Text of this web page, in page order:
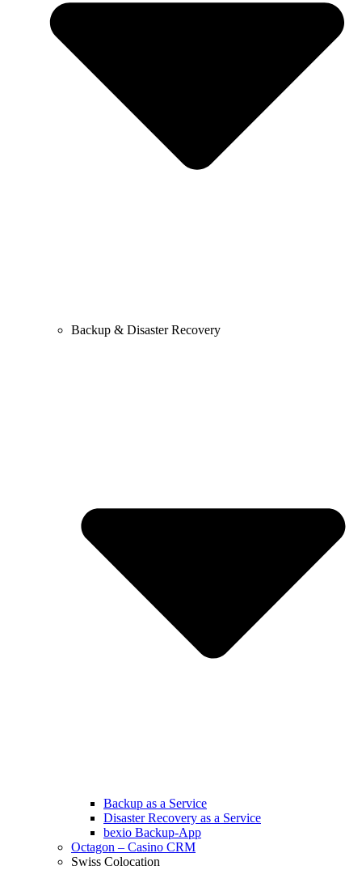
Backup & Disaster Recovery
Backup as a Service
Disaster Recovery as a Service
bexio Backup-App
Octagon – Casino CRM
Swiss Colocation